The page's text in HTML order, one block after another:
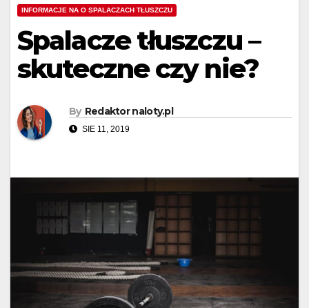
INFORMACJE NA O SPALACZACH TŁUSZCZU
Spalacze tłuszczu –
skuteczne czy nie?
By Redaktor naloty.pl
SIE 11, 2019